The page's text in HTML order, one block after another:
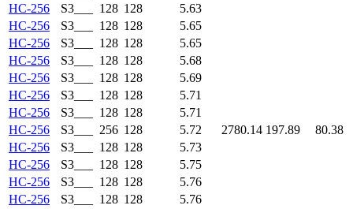
HC-256
S3___ 128 128
5.63
HC-256
S3___ 128 128
5.65
HC-256
S3___ 128 128
5.65
HC-256
S3___ 128 128
5.68
HC-256
S3___ 128 128
5.69
HC-256
S3___ 128 128
5.71
HC-256
S3___ 128 128
5.71
HC-256
S3___ 256 128 5.72 2780.14 197.89
80.38
HC-256
S3___ 128 128
5.73
HC-256
S3___ 128 128
5.75
HC-256
S3___ 128 128
5.76
HC-256
S3___ 128 128
5.76